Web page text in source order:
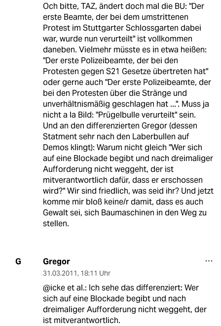
Och bitte, TAZ, ändert doch mal die BU: "Der
erste Beamte, der bei dem umstrittenen
Protest im Stuttgarter Schlossgarten dabei
war, wurde nun verurteilt" ist vollkommen
daneben. Vielmehr müsste es in etwa heißen:
"Der erste Polizeibeamte, der bei den
Protesten gegen S21 Gesetze übertreten hat"
oder gerne auch "Der erste Polizeibeamte, der
bei den Protesten über die Stränge und
unverhältnismäßig geschlagen hat ...". Muss ja
nicht a la Bild: "Prügelbulle verurteilt" sein.
Und an den differenzierten Gregor (dessen
Statment sehr nach den Laberbullen auf
Demos klingt): Warum nicht gleich "Wer sich
auf eine Blockade begibt und nach dreimaliger
Aufforderung nicht weggeht, der ist
mitverantwortlich dafür, dass er erschossen
wird?" Wir sind friedlich, was seid ihr? Und jetzt
komme mir bloß keine/r damit, dass es auch
Gewalt sei, sich Baumaschinen in den Weg zu
stellen.
G Gregor
31.03.2011, 18:11 Uhr
@icke et al.: Ich sehe das differenziert: Wer
sich auf eine Blockade begibt und nach
dreimaliger Aufforderung nicht weggeht, der
ist mitverantwortlich.